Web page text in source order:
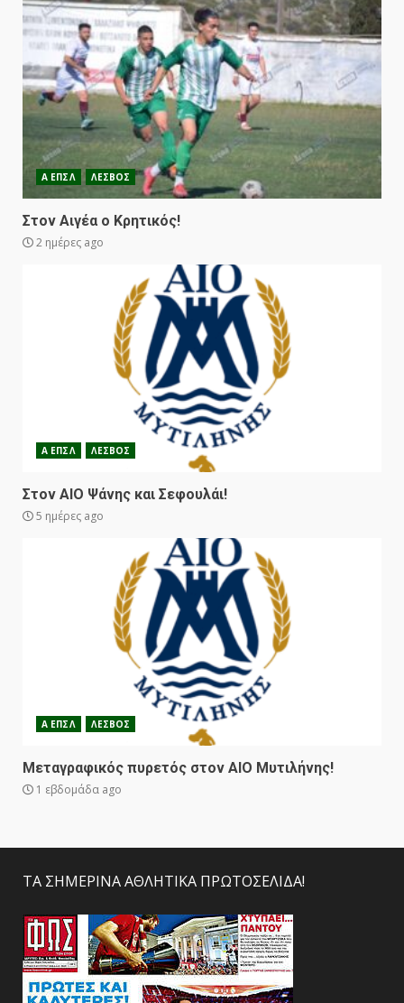
Α ΕΠΣΛ ΛΕΣΒΟΣ
Στον Αιγέα ο Κρητικός!
2 ημέρες ago
Α ΕΠΣΛ ΛΕΣΒΟΣ
Στον ΑΙΟ Ψάνης και Σεφουλάι!
5 ημέρες ago
Α ΕΠΣΛ ΛΕΣΒΟΣ
Μεταγραφικός πυρετός στον ΑΙΟ Μυτιλήνης!
1 εβδομάδα ago
ΤΑ ΣΗΜΕΡΙΝΑ ΑΘΛΗΤΙΚΑ ΠΡΩΤΟΣΕΛΙΔΑ!